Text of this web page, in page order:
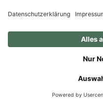
Immobilien Teilverkauf